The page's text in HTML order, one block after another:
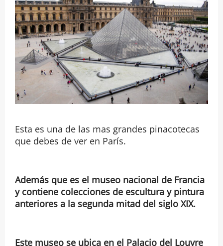
Esta es una de las mas grandes pinacotecas
que debes de ver en París.
Además que es el museo nacional de Francia
y contiene colecciones de escultura y pintura
anteriores a la segunda mitad del siglo XIX.
Este museo se ubica en el Palacio del Louvre